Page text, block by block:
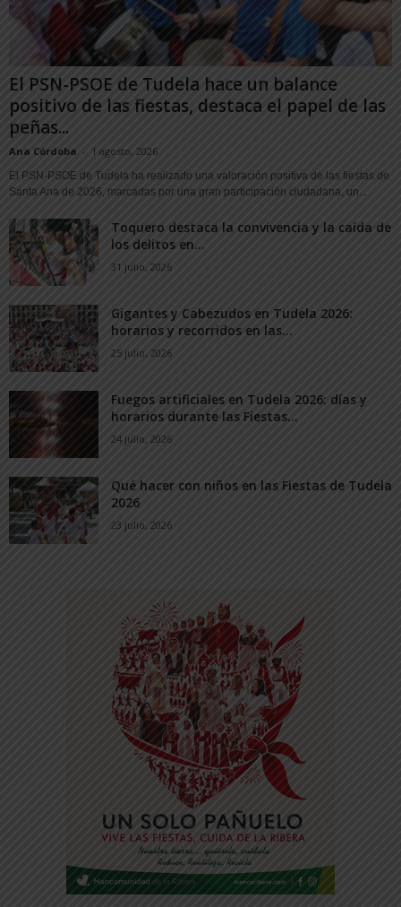
El PSN-PSOE de Tudela hace un balance
positivo de las fiestas, destaca el papel de las
peñas...
Ana Córdoba - 1 agosto, 2026
El PSN-PSOE de Tudela ha realizado una valoración positiva de las fiestas de
Santa Ana de 2026, marcadas por una gran participación ciudadana, un...
Toquero destaca la convivencia y la caída de
los delitos en...
31 julio, 2026
Gigantes y Cabezudos en Tudela 2026:
horarios y recorridos en las...
25 julio, 2026
Fuegos artificiales en Tudela 2026: días y
horarios durante las Fiestas...
24 julio, 2026
Qué hacer con niños en las Fiestas de Tudela
2026
23 julio, 2026